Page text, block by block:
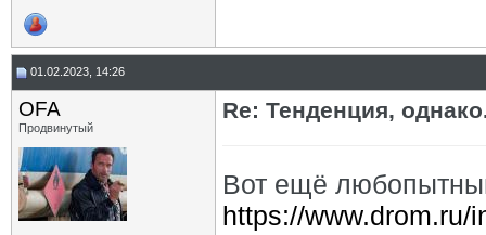
01.02.2023, 14:26
OFA
Продвинутый
Re: Тенденция,
Вот ещё
https://www.drom.ru/